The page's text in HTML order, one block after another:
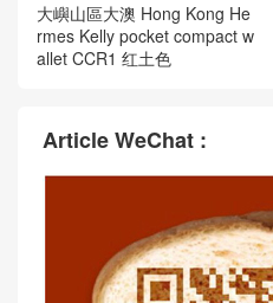
大嶼山區大澳 Hong Kong He
rmes Kelly pocket compact w
allet CCR1 红土色
Article WeChat :